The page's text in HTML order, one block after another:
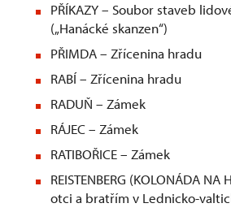
PŘÍKAZY – Soubor staveb
(„Hanácké skanzen“)
PŘIMDA – Zřícenina hradu
RABÍ – Zřícenina hradu
RADUŇ – Zámek
RÁJEC – Zámek
RATIBOŘICE – Zámek
REISTENBERG (KOLONÁDA
otci a bratřím v Lednicko-